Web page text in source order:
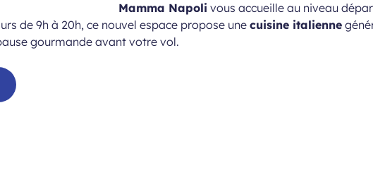
Mamma Napoli vous accueille au niveau
de 9h à 20h, ce nouvel espace propose unecuisine italienne
gourmande avant votre vol.